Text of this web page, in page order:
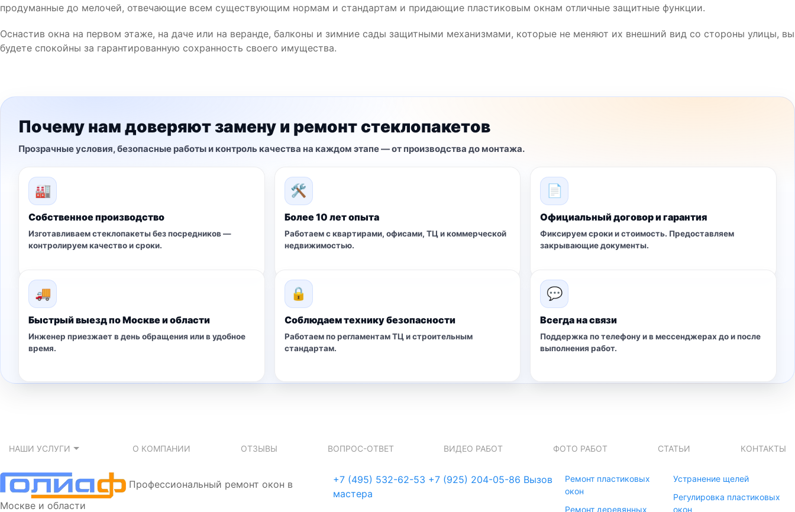
продуманные до мелочей, отвечающие всем существующим нормам и стандартам и придающие пластиковым окнам отличные защитные функции.
Оснастив окна на первом этаже, на даче или на веранде, балконы и зимние сады защитными механизмами, которые не меняют их внешний вид со стороны улицы, вы
будете спокойны за гарантированную сохранность своего имущества.
Почему нам доверяют замену и ремонт стеклопакетов
Прозрачные условия, безопасные работы и контроль качества на каждом этапе — от производства до монтажа.
🏭
Собственное производство
Изготавливаем стеклопакеты без посредников —
контролируем качество и сроки.
🛠
Более 10 лет опыта
Работаем с квартирами, офисами, ТЦ и коммерческой
недвижимостью.
📄
Официальный договор и гарантия
Фиксируем сроки и стоимость. Предоставляем
закрывающие документы.
🚚
Быстрый выезд по Москве и области
Инженер приезжает в день обращения или в удобное
время.
🔒
Соблюдаем технику безопасности
Работаем по регламентам ТЦ и строительным
стандартам.
💬
Всегда на связи
Поддержка по телефону и в мессенджерах до и после
выполнения работ.
НАШИ УСЛУГИ О КОМПАНИИ ОТЗЫВЫ ВОПРОС-ОТВЕТ ВИДЕО РАБОТ ФОТО РАБОТ СТАТЬИ КОНТАКТЫ
Профессиональный ремонт окон в
Москве и области
+7 (495) 532-62-53 +7 (925) 204-05-86 Вызов
мастера
Ремонт пластиковых
окон
Ремонт деревянных
Устранение щелей
Регулировка пластиковых
окон